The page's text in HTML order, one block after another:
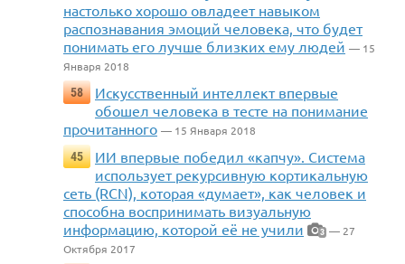
настолько хорошо овладеет навыком
распознавания эмоций человека, что будет
понимать его лучше близких ему людей — 15
Января 2018
58
Искусственный интеллект впервые
обошел человека в тесте на понимание
прочитанного — 15 Января 2018
45
ИИ впервые победил «капчу». Система
использует рекурсивную кортикальную
сеть (RCN), которая «думает», как человек и
способна воспринимать визуальную
информацию, которой её не учили
3 — 27
Октября 2017